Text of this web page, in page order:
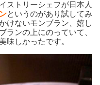
ストリーシェフが日本人
というのがあり試してみ
けないモンブラン、嬉し
ランの上にのっていて、
味しかったです。